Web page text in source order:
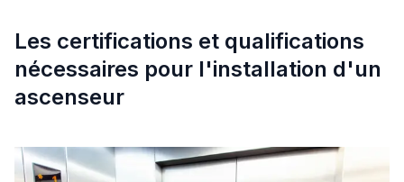
Les certifications et qualifications
nécessaires pour l'installation d'un
ascenseur